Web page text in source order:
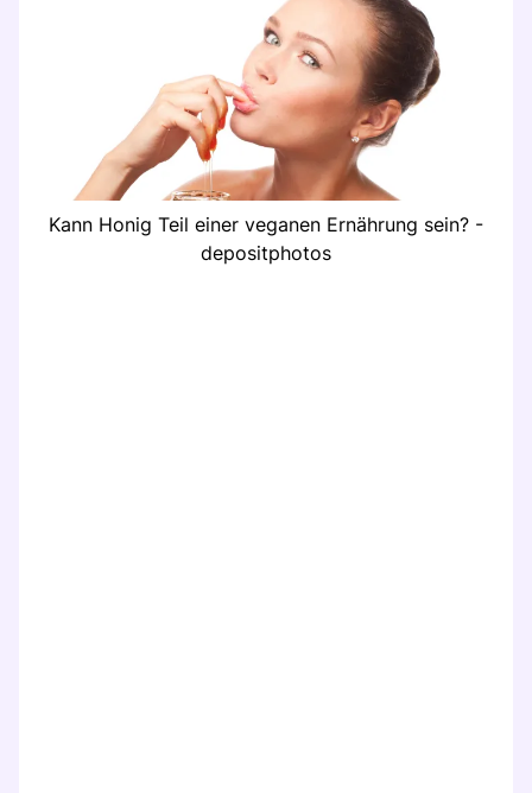
Kann Honig Teil einer veganen Ernährung sein? -
depositphotos